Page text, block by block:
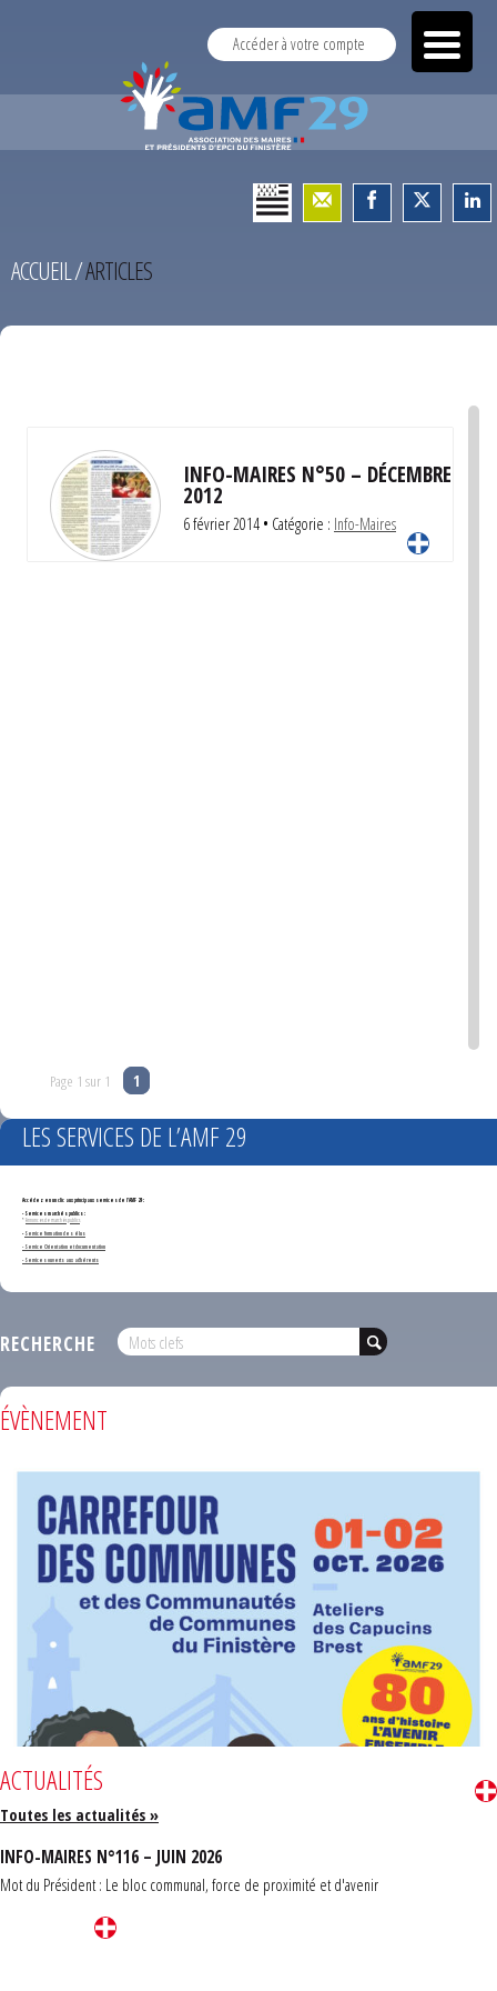
Accéder à votre compte
ACCUEIL/ARTICLES
INFO-MAIRES N°50 – DÉCEMBRE
2012
6 février 2014 • Catégorie : Info-Maires
Page 1 sur 1 1
LES SERVICES DE L’AMF 29
Accédez en un clic aux principaux services de l'AMF 29 :
- Services marchés publics :
*Annonces de marchés publics
-Service formation des élus
- Service Orientation et documentation
- Services ouverts aux adhérents
RECHERCHE
ÉVÈNEMENT
ACTUALITÉS
Toutes les actualités »
INFO-MAIRES N°116 – JUIN 2026
Mot du Président : Le bloc communal, force de proximité et d'avenir